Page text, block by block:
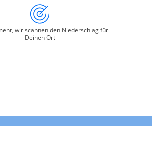
wir scannen den Niederschlag für
Deinen Ort